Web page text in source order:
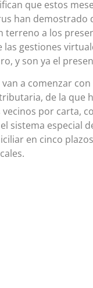
que estos
han demostrado
terreno a los
las gestiones
y son ya el
van a comenzar
de la que
por carta,
sistema especial
en cinco